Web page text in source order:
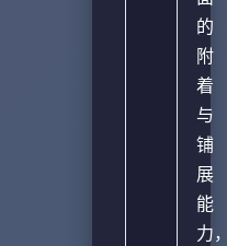
的
附
着
与
铺
展
能
力